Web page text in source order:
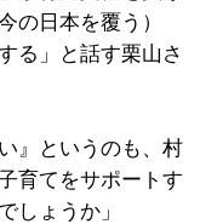
の日本を覆う）
る」と話す栗山さ
』というのも、村
育てをサポートす
しょうか」